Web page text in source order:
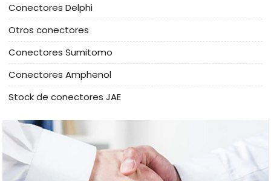
Conectores Delphi
Otros conectores
Conectores Sumitomo
Conectores Amphenol
Stock de conectores JAE